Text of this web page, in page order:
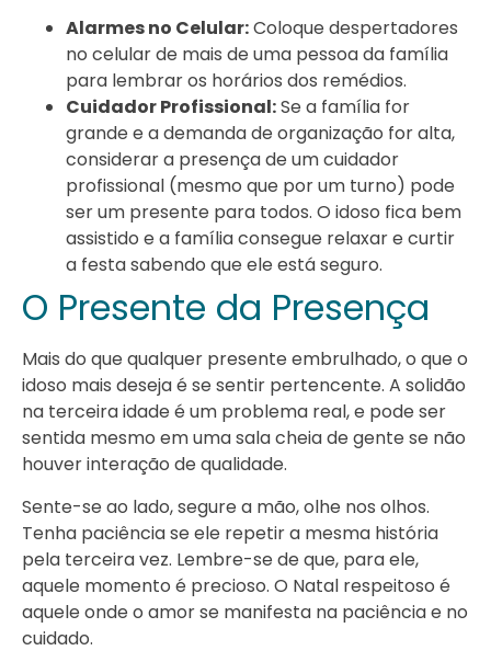
Alarmes no Celular:Coloque despertadores
no celular de mais de uma pessoa da família
para lembrar os horários dos remédios.
Cuidador Profissional:Se a família for
grande e a demanda de organização for alta,
considerar a presença de um cuidador
profissional (mesmo que por um turno) pode
ser um presente para todos. O idoso fica bem
assistido e a família consegue relaxar e curtir
a festa sabendo que ele está seguro.
O Presente da Presença
Mais do que qualquer presente embrulhado, o que o
idoso mais deseja é se sentir pertencente. A solidão
na terceira idade é um problema real, e pode ser
sentida mesmo em uma sala cheia de gente se não
houver interação de qualidade.
Sente-se ao lado, segure a mão, olhe nos olhos.
Tenha paciência se ele repetir a mesma história
pela terceira vez. Lembre-se de que, para ele,
aquele momento é precioso. O Natal respeitoso é
aquele onde o amor se manifesta na paciência e no
cuidado.